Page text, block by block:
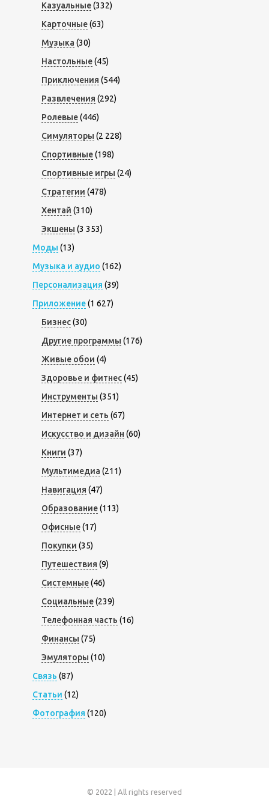
Казуальные(332)
Карточные(63)
Музыка (30)
Настольные(45)
Приключения (544)
Развлечения (292)
Ролевые(446)
Симуляторы (2 228)
Спортивные(198)
Спортивные игры (24)
Стратегии (478)
Хентай (310)
Экшены (3 353)
Моды (13)
Музыка и аудио (162)
Персонализация (39)
Приложение(1 627)
Бизнес(30)
Другие программы (176)
Живые обои (4)
Здоровье и фитнес(45)
Инструменты (351)
Интернет и сеть (67)
Искусство и дизайн (60)
Книги (37)
Мультимедиа (211)
Навигация (47)
Образование(113)
Офисные(17)
Покупки (35)
Путешествия (9)
Системные(46)
Социальные(239)
Телефонная часть (16)
Финансы (75)
Эмуляторы (10)
Связь (87)
Статьи (12)
Фотография (120)
© 2022 | All rights reserved